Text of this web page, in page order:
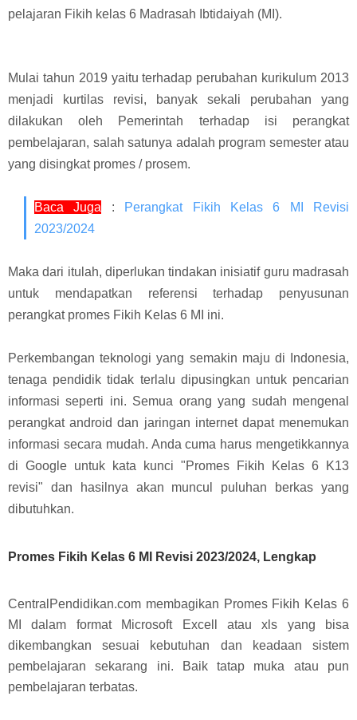
pelajaran Fikih kelas 6 Madrasah Ibtidaiyah (MI).
Mulai tahun 2019 yaitu terhadap perubahan kurikulum 2013
menjadi kurtilas revisi, banyak sekali perubahan yang
dilakukan oleh Pemerintah terhadap isi perangkat
pembelajaran, salah satunya adalah program semester atau
yang disingkat promes / prosem.
Baca Juga :
Perangkat Fikih Kelas 6 MI Revisi
2023/2024
Maka dari itulah, diperlukan tindakan inisiatif guru madrasah
untuk mendapatkan referensi terhadap penyusunan
perangkat promes Fikih Kelas 6 MI ini.
Perkembangan teknologi yang semakin maju di Indonesia,
tenaga pendidik tidak terlalu dipusingkan untuk pencarian
informasi seperti ini. Semua orang yang sudah mengenal
perangkat android dan jaringan internet dapat menemukan
informasi secara mudah. Anda cuma harus mengetikkannya
di Google untuk kata kunci "Promes Fikih Kelas 6 K13
revisi" dan hasilnya akan muncul puluhan berkas yang
dibutuhkan.
Promes Fikih Kelas 6 MI Revisi 2023/2024, Lengkap
CentralPendidikan.com membagikan Promes Fikih Kelas 6
MI dalam format Microsoft Excell atau xls yang bisa
dikembangkan sesuai kebutuhan dan keadaan sistem
pembelajaran sekarang ini. Baik tatap muka atau pun
pembelajaran terbatas.